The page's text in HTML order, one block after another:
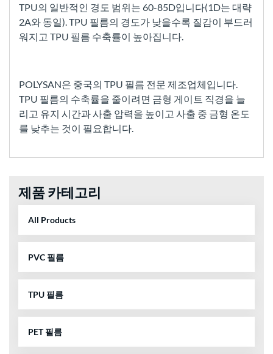
TPU의 일반적인 경도 범위는 60-85D입니다(1D는 대략
2A와 동일). TPU 필름의 경도가 낮을수록 질감이 부드러
워지고 TPU 필름 수축률이 높아집니다.
POLYSAN은 중국의 TPU 필름 전문 제조업체입니다.
TPU 필름의 수축률을 줄이려면 금형 게이트 직경을 늘
리고 유지 시간과 사출 압력을 높이고 사출 중 금형 온도
를 낮추는 것이 필요합니다.
제품 카테고리
All Products
PVC 필름
TPU 필름
PET 필름